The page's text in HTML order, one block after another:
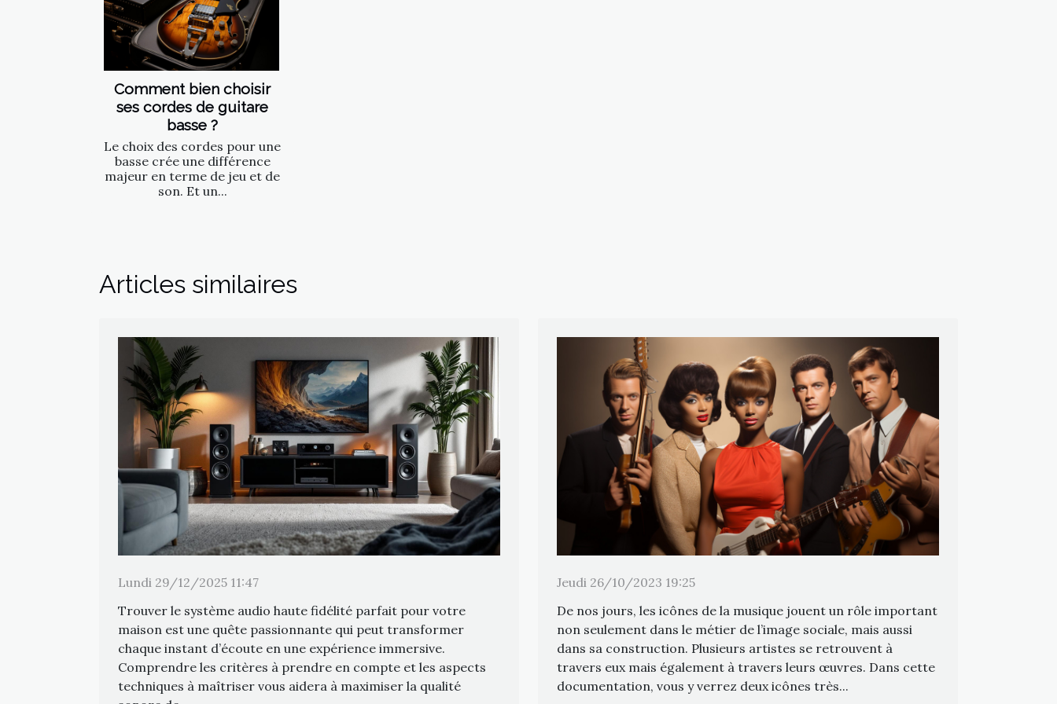
Comment bien choisir
ses cordes de guitare
basse ?
Le choix des cordes pour une
basse crée une différence
majeur en terme de jeu et de
son. Et un...
Articles similaires
Lundi 29/12/2025 11:47
Trouver le système audio haute fidélité parfait pour votre
maison est une quête passionnante qui peut transformer
chaque instant d’écoute en une expérience immersive.
Comprendre les critères à prendre en compte et les aspects
techniques à maîtriser vous aidera à maximiser la qualité
Jeudi 26/10/2023 19:25
De nos jours, les icônes de la musique jouent un rôle important
non seulement dans le métier de l’image sociale, mais aussi
dans sa construction. Plusieurs artistes se retrouvent à
travers eux mais également à travers leurs œuvres. Dans cette
documentation, vous y verrez deux icônes très...